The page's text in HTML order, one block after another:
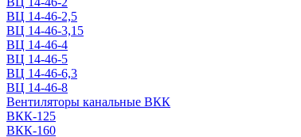
ВЦ 14-46-2,5
ВЦ 14-46-3,15
ВЦ 14-46-4
ВЦ 14-46-5
ВЦ 14-46-6,3
ВЦ 14-46-8
Вентиляторы канальные ВКК
ВКК-125
ВКК-160